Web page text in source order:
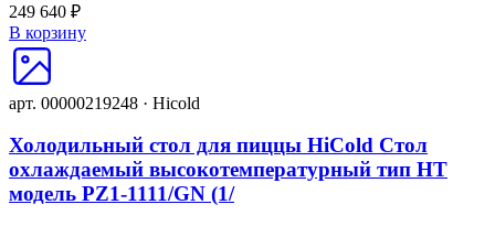
249 640 ₽
В корзину
арт. 00000219248 · Hicold
Холодильный стол для пиццы HiCold Стол
охлаждаемый высокотемпературный тип HT
модель PZ1-1111/GN (1/